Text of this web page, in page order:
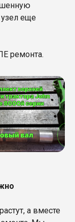
узел еще
ремонта.
а вместе